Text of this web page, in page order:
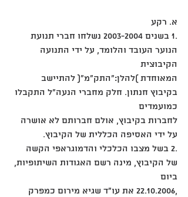
א. רקע
.1 בשנים 2003-2004 נשלחו חברי תנועת
הנוער העובד והלומד, על ידי התנועה
הקיבוצית
המאוחדת )להלן:"התק"מ"( להתיישב
בקיבוץ חנתון. חלק מחברי הנעה"ל התקבלו
כמועמדים
לחברות בקיבוץ, אולם חברותם לא אושרה
על ידי האסיפה הכללית של הקיבוץ.
.2 בשל מצבו הכלכלי והדמוגראפי הקשה
של הקיבוץ, מינה רשם האגודות השיתופיות,
ביום
,22.10.2006 את עו"ד שגיא מירום כמפרק